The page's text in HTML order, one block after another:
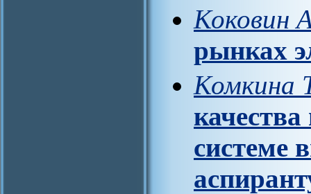
Коковин
рынках
Комкина
системе